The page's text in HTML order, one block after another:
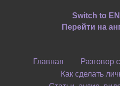
Switch to
Перейти на
Главная
Разговор
Как сделать